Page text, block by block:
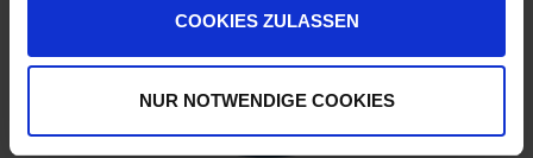
COOKIES ZULASSEN
NUR NOTWENDIGE COOKIES